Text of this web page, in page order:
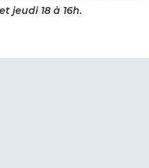
jeudi 18 à 16h.